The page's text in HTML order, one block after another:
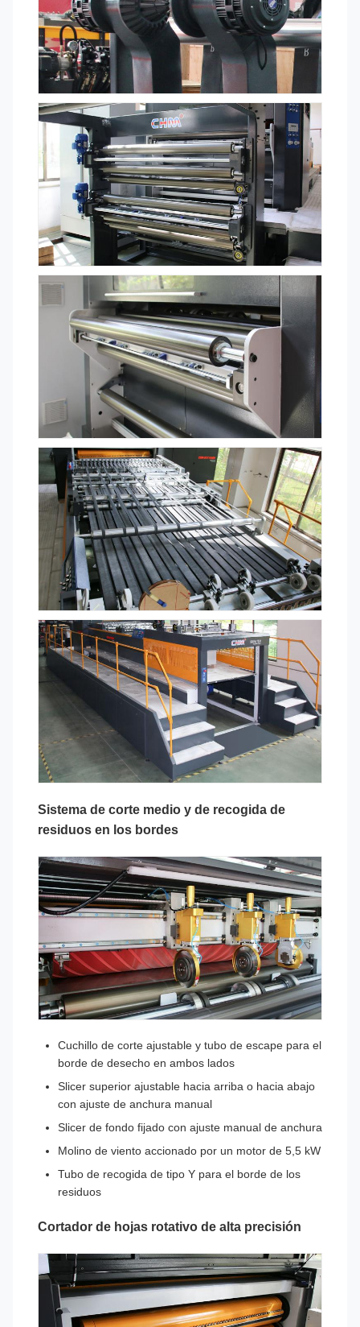
Sistema de corte medio y de recogida de
residuos en los bordes
Cuchillo de corte ajustable y tubo de escape para el
borde de desecho en ambos lados
Slicer superior ajustable hacia arriba o hacia abajo
con ajuste de anchura manual
Slicer de fondo fijado con ajuste manual de anchura
Molino de viento accionado por un motor de 5,5 kW
Tubo de recogida de tipo Y para el borde de los
residuos
Cortador de hojas rotativo de alta precisión